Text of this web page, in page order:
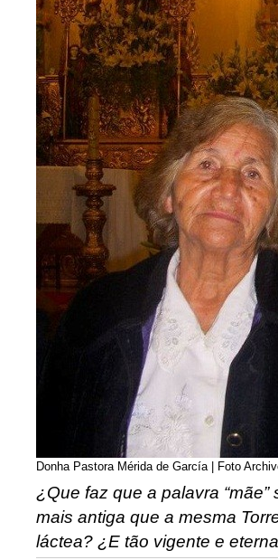
Donha Pastora Mérida de García | Foto
¿Que faz que a palavra
mais antiga que a mesma
láctea? ¿E tão vigente e